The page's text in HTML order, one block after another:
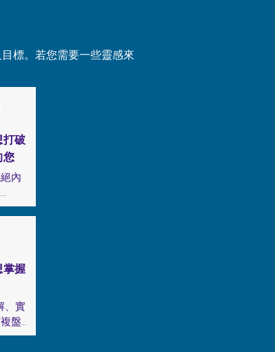
標。若您需要一些靈感來
打破
您
內
配
展
將
並
掌握
、實
盤